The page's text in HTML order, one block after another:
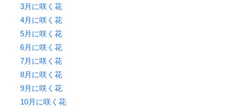
3月に咲く花
4月に咲く花
5月に咲く花
6月に咲く花
7月に咲く花
8月に咲く花
9月に咲く花
10月に咲く花